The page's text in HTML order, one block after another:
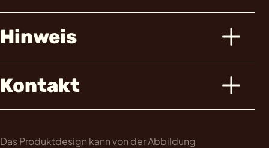
Hinweis
Kontakt
Das Produktdesign kann von der Abbildung